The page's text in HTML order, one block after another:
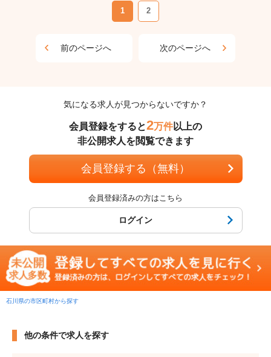
1 2
前のページへ 次のページへ
気になる求人が見つからないですか？
会員登録をすると2万件以上の
非公開求人を閲覧できます
会員登録する（無料）
会員登録済みの方はこちら
ログイン
石川県の市区町村から探す
他の条件で求人を探す